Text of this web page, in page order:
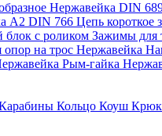
Нержавейка DIN
A2 DIN 766 Цепь короткое
блок с роликом Зажимы для
на трос Нержавейка
Рым-гайка
Кольцо Коуш